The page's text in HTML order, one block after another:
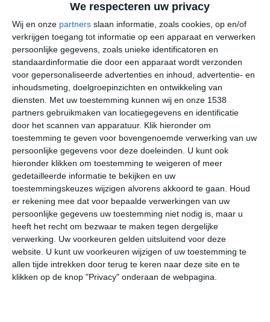
We respecteren uw privacy
Wij en onze partners slaan informatie, zoals cookies, op en/of
verkrijgen toegang tot informatie op een apparaat en verwerken
persoonlijke gegevens, zoals unieke identificatoren en
standaardinformatie die door een apparaat wordt verzonden
voor gepersonaliseerde advertenties en inhoud, advertentie- en
inhoudsmeting, doelgroepinzichten en ontwikkeling van
diensten. Met uw toestemming kunnen wij en onze 1538
partners gebruikmaken van locatiegegevens en identificatie
door het scannen van apparatuur. Klik hieronder om
toestemming te geven voor bovengenoemde verwerking van uw
persoonlijke gegevens voor deze doeleinden. U kunt ook
hieronder klikken om toestemming te weigeren of meer
gedetailleerde informatie te bekijken en uw
toestemmingskeuzes wijzigen alvorens akkoord te gaan. Houd
er rekening mee dat voor bepaalde verwerkingen van uw
persoonlijke gegevens uw toestemming niet nodig is, maar u
heeft het recht om bezwaar te maken tegen dergelijke
verwerking. Uw voorkeuren gelden uitsluitend voor deze
website. U kunt uw voorkeuren wijzigen of uw toestemming te
allen tijde intrekken door terug te keren naar deze site en te
klikken op de knop "Privacy" onderaan de webpagina.
18°C
vr
21° 16°
za
19° 14°
zo
20° 15°
ma
21° 15° 20°
17°C 19°C 21°C
07:00 10:00 13:00 16:00 19:00
07:00 10:00 13:00 16:00 19:00